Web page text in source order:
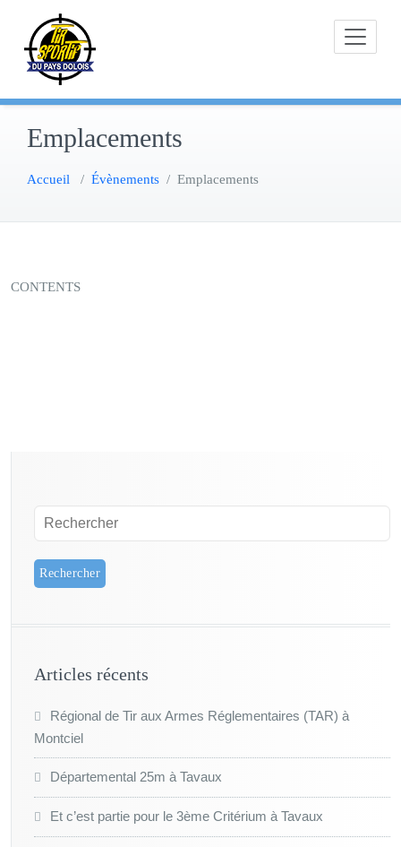
content
Emplacements
Accueil / Évènements / Emplacements
CONTENTS
Articles récents
Régional de Tir aux Armes Réglementaires (TAR) à
Montciel
Départemental 25m à Tavaux
Et c’est partie pour le 3ème Critérium à Tavaux